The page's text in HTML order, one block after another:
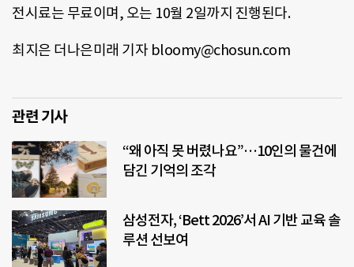
전시료는 무료이며, 오는 10월 2일까지 진행된다.
최지은 더나은미래 기자 bloomy@chosun.com
관련 기사
“왜 아직 못 버렸나요”…10인의 물건에
담긴 기억의 조각
삼성전자, ‘Bett 2026’서 AI 기반 교육 솔
루션 선보여